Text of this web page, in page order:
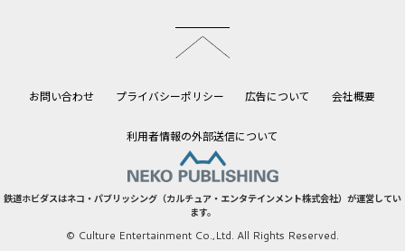
お問い合わせ プライバシーポリシー 広告について 会社概要
利用者情報の外部送信について
鉄道ホビダスはネコ・パブリッシング（カルチュア・エンタテインメント株式会社）が運営してい
ます。
© Culture Entertainment Co.,Ltd. All Rights Reserved.